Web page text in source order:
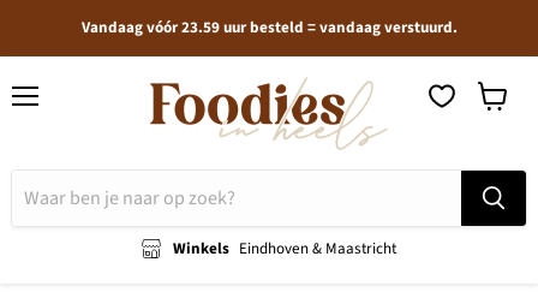
Vandaag vóór 23.59 uur besteld = vandaag verstuurd.
Winkels Eindhoven & Maastricht